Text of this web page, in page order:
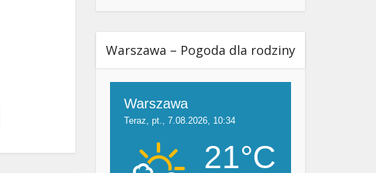
Warszawa – Pogoda dla rodziny